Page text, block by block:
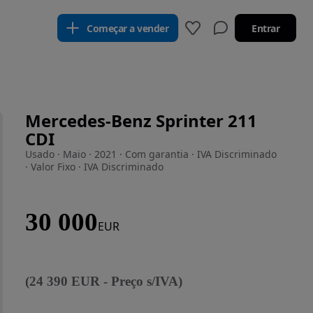
Começar a vender Entrar
Mercedes-Benz Sprinter 211
CDI
Usado · Maio · 2021 · Com garantia · IVA Discriminado
· Valor Fixo · IVA Discriminado
30 000EUR
(24 390 EUR - Preço s/IVA)